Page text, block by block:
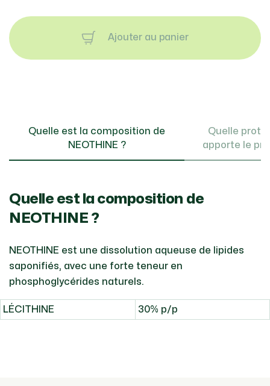
Ajouter au panier
Quelle est la composition de
NEOTHINE ?
Quelle
apporte le
Quelle est la composition de
NEOTHINE ?
NEOTHINE est une dissolution aqueuse de lipides
saponifiés, avec une forte teneur en
phosphoglycérides naturels.
LÉCITHINE 30% p/p